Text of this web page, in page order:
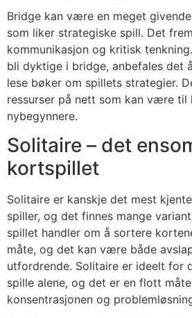
Bridge kan være en meget
som liker strategiske spill. Det
kommunikasjon og kritisk
bli dyktige i bridge, anbefales det
lese bøker om spillets strategier.
ressurser på nett som kan være til
nybegynnere.
Solitaire – det
kortspillet
Solitaire er kanskje det mest
spiller, og det finnes mange
spillet handler om å sortere
måte, og det kan være både
utfordrende. Solitaire er ideelt for
spille alene, og det er en flott
konsentrasjonen og